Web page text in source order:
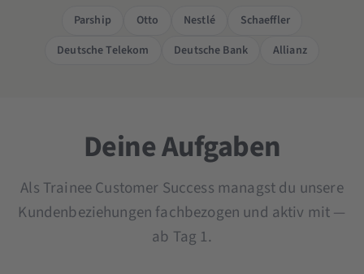
Parship Otto Nestlé
Schaeffler
Deutsche Telekom
Deutsche Bank Allianz
Deine Aufgaben
Als Trainee Customer Success managst du unsere
Kundenbeziehungen fachbezogen und aktiv mit —
ab Tag 1.